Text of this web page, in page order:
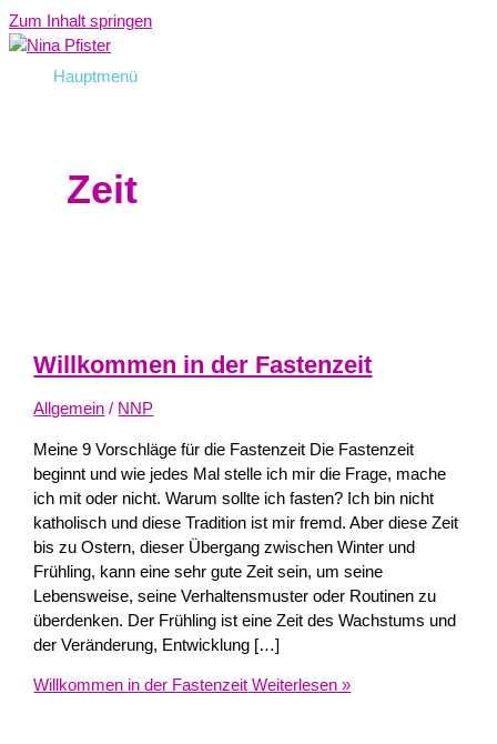
Zum Inhalt springen
Hauptmenü
Zeit
Willkommen in der Fastenzeit
Allgemein / NNP
Meine 9 Vorschläge für die Fastenzeit Die Fastenzeit
beginnt und wie jedes Mal stelle ich mir die Frage, mache
ich mit oder nicht. Warum sollte ich fasten? Ich bin nicht
katholisch und diese Tradition ist mir fremd. Aber diese Zeit
bis zu Ostern, dieser Übergang zwischen Winter und
Frühling, kann eine sehr gute Zeit sein, um seine
Lebensweise, seine Verhaltensmuster oder Routinen zu
überdenken. Der Frühling ist eine Zeit des Wachstums und
der Veränderung, Entwicklung […]
Willkommen in der Fastenzeit Weiterlesen »